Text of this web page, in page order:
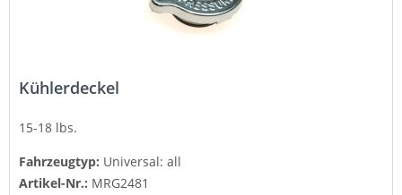
Kühlerdeckel
15-18 lbs.
Fahrzeugtyp: Universal: all
Artikel-Nr.: MRG2481